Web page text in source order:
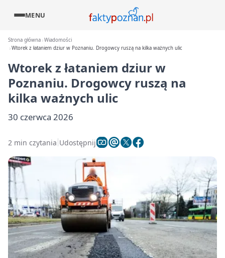
MENU
Strona główna Wiadomości
Wtorek z łataniem dziur w Poznaniu. Drogowcy ruszą na kilka ważnych ulic
Wtorek z łataniem dziur w
Poznaniu. Drogowcy ruszą na
kilka ważnych ulic
30 czerwca 2026
2 min czytania Udostępnij